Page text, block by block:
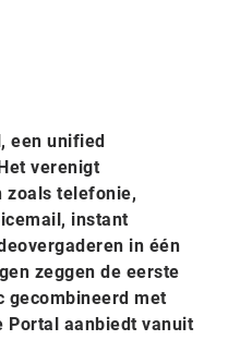
een unified
verenigt
zoals telefonie,
instant
in één
zeggen de eerste
gecombineerd met
Portal aanbiedt vanuit